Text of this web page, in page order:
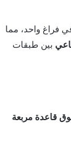
فراغ واحد، مما
بين طبقات
قاعدة مربعة